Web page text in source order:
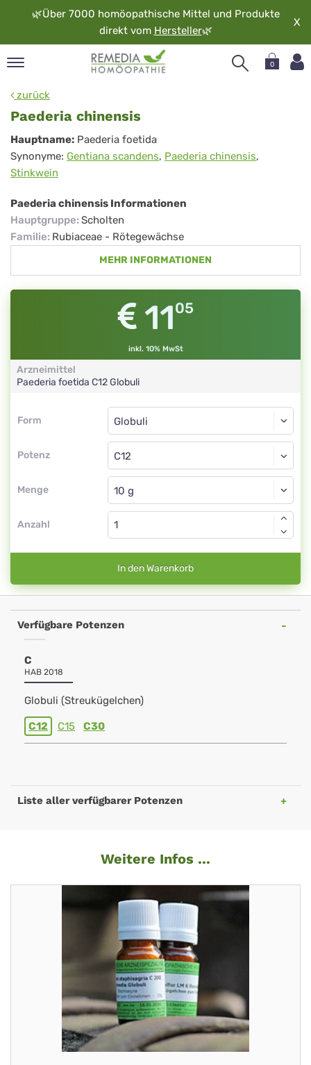
🌿Über 7000 homöopathische Mittel und Produkte
direkt vom Hersteller🌿
X
0
zurück
Paederia chinensis
Paederia
chinensis
Hauptname: Paederia foetida
Synonyme: Gentiana scandens, Paederia chinensis,
Stinkwein
Paederia chinensis Informationen
Hauptgruppe: Scholten
Familie: Rubiaceae - Rötegewächse
MEHR INFORMATIONEN
1105
inkl. 10% MwSt
Arzneimittel
Paederia foetida C12Globuli
Form
Form
Potenz
Globuli
C12
Menge
Globuli
Anzahl
In den Warenkorb
Verfügbare Potenzen
C
HAB 2018
Globuli (Streukügelchen)
C12 C15 C30
Liste aller verfügbarer Potenzen
Weitere Infos ...